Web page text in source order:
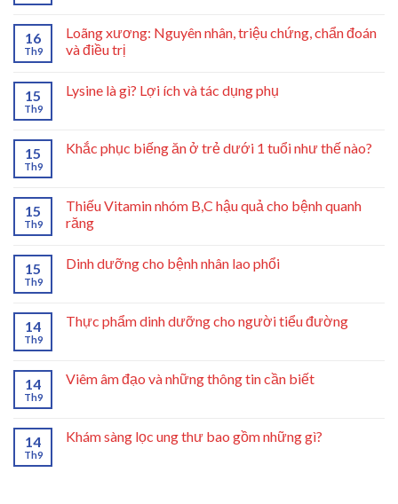
16
Th9
Loãng xương: Nguyên nhân, triệu chứng, chẩn đoán
và điều trị
15
Th9
Lysine là gì? Lợi ích và tác dụng phụ
15
Th9
Khắc phục biếng ăn ở trẻ dưới 1 tuổi như thế nào?
15
Th9
Thiếu Vitamin nhóm B,C hậu quả cho bệnh quanh
răng
15
Th9
Dinh dưỡng cho bệnh nhân lao phổi
14
Th9
Thực phẩm dinh dưỡng cho người tiểu đường
14
Th9
Viêm âm đạo và những thông tin cần biết
14
Th9
Khám sàng lọc ung thư bao gồm những gì?